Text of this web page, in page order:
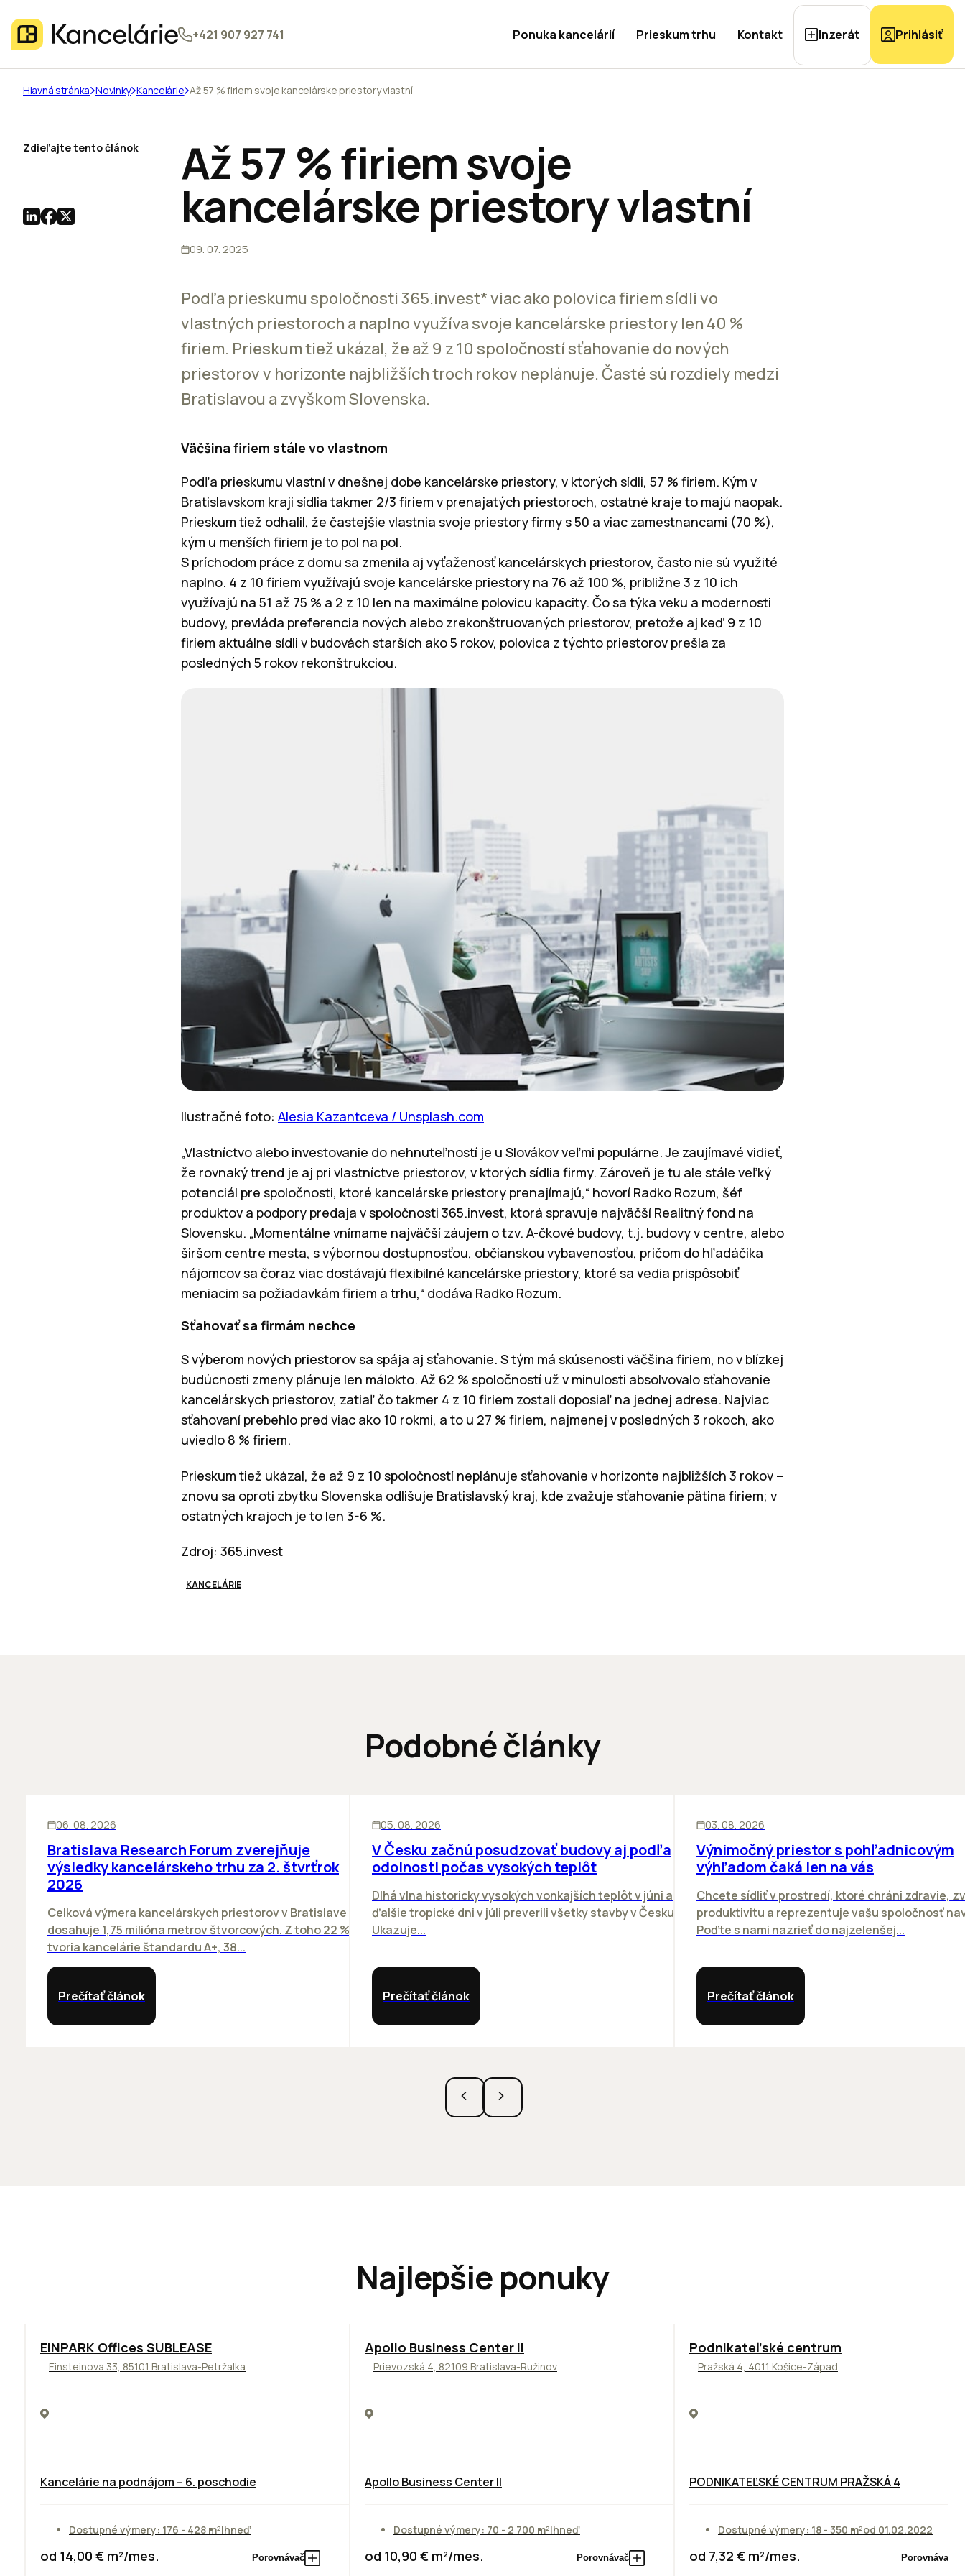
+421 907 927 741 Ponuka kancelárií Prieskum trhu Kontakt Inzerát Prihlásiť
Hlavná stránka Novinky Kancelárie Až 57 % firiem svoje kancelárske priestory vlastní
Až 57 % firiem svoje
kancelárske priestory vlastní
09. 07. 2025
Podľa prieskumu spoločnosti 365.invest* viac ako polovica firiem sídli vo
vlastných priestoroch a naplno využíva svoje kancelárske priestory len 40 %
firiem. Prieskum tiež ukázal, že až 9 z 10 spoločností sťahovanie do nových
priestorov v horizonte najbližších troch rokov neplánuje. Časté sú rozdiely medzi
Bratislavou a zvyškom Slovenska.
Väčšina firiem stále vo vlastnom
Podľa prieskumu vlastní v dnešnej dobe kancelárske priestory, v ktorých sídli, 57 % firiem. Kým v
Bratislavskom kraji sídlia takmer 2/3 firiem v prenajatých priestoroch, ostatné kraje to majú naopak.
Prieskum tiež odhalil, že častejšie vlastnia svoje priestory firmy s 50 a viac zamestnancami (70 %),
kým u menších firiem je to pol na pol.
S príchodom práce z domu sa zmenila aj vyťaženosť kancelárskych priestorov, často nie sú využité
naplno. 4 z 10 firiem využívajú svoje kancelárske priestory na 76 až 100 %, približne 3 z 10 ich
využívajú na 51 až 75 % a 2 z 10 len na maximálne polovicu kapacity. Čo sa týka veku a modernosti
budovy, prevláda preferencia nových alebo zrekonštruovaných priestorov, pretože aj keď 9 z 10
firiem aktuálne sídli v budovách starších ako 5 rokov, polovica z týchto priestorov prešla za
posledných 5 rokov rekonštrukciou.
Ilustračné foto: Alesia Kazantceva / Unsplash.com
„Vlastníctvo alebo investovanie do nehnuteľností je u Slovákov veľmi populárne. Je zaujímavé vidieť,
že rovnaký trend je aj pri vlastníctve priestorov, v ktorých sídlia firmy. Zároveň je tu ale stále veľký
potenciál pre spoločnosti, ktoré kancelárske priestory prenajímajú,“ hovorí Radko Rozum, šéf
produktov a podpory predaja v spoločnosti 365.invest, ktorá spravuje najväčší Realitný fond na
Slovensku. „Momentálne vnímame najväčší záujem o tzv. A-čkové budovy, t.j. budovy v centre, alebo
širšom centre mesta, s výbornou dostupnosťou, občianskou vybavenosťou, pričom do hľadáčika
nájomcov sa čoraz viac dostávajú flexibilné kancelárske priestory, ktoré sa vedia prispôsobiť
meniacim sa požiadavkám firiem a trhu,“ dodáva Radko Rozum.
Sťahovať sa firmám nechce
S výberom nových priestorov sa spája aj sťahovanie. S tým má skúsenosti väčšina firiem, no v blízkej
budúcnosti zmeny plánuje len málokto. Až 62 % spoločností už v minulosti absolvovalo sťahovanie
kancelárskych priestorov, zatiaľ čo takmer 4 z 10 firiem zostali doposiaľ na jednej adrese. Najviac
sťahovaní prebehlo pred viac ako 10 rokmi, a to u 27 % firiem, najmenej v posledných 3 rokoch, ako
uviedlo 8 % firiem.
Prieskum tiež ukázal, že až 9 z 10 spoločností neplánuje sťahovanie v horizonte najbližších 3 rokov –
znovu sa oproti zbytku Slovenska odlišuje Bratislavský kraj, kde zvažuje sťahovanie pätina firiem; v
ostatných krajoch je to len 3-6 %.
Zdroj: 365.invest
KANCELÁRIE
Zdieľajte tento článok
Podobné články
06. 08. 2026
Bratislava Research Forum zverejňuje
výsledky kancelárskeho trhu za 2. štvrťrok
2026
Celková výmera kancelárskych priestorov v Bratislave
dosahuje 1,75 milióna metrov štvorcových. Z toho 22 %
tvoria kancelárie štandardu A+, 38...
Prečítať článok
05. 08. 2026
V Česku začnú posudzovať budovy aj podľa
odolnosti počas vysokých teplôt
Dlhá vlna historicky vysokých vonkajších teplôt v júni a
ďalšie tropické dni v júli preverili všetky stavby v Česku.
Ukazuje...
Prečítať článok
03. 08. 2026
Výnimočný priestor s pohľadnicovým
výhľadom čaká len na vás
Chcete sídliť v prostredí, ktoré chráni zdravie,
produktivitu a reprezentuje vašu spoločnosť
Poďte s nami nazrieť do najzelenšej...
Prečítať článok
Najlepšie ponuky
TOP ODPORÚČAME
EINPARK Offices SUBLEASE
Einsteinova 33, 85101 Bratislava-Petržalka
Kancelárie na podnájom – 6. poschodie
Dostupné výmery: 176 - 428 m²Ihneď
od 14,00 € m²/mes. Porovnávač
TOP NOVINKA ODPORÚČAME
Apollo Business Center II
Prievozská 4, 82109 Bratislava-Ružinov
Apollo Business Center II
Dostupné výmery: 70 - 2 700 m²Ihneď
od 10,90 € m²/mes. Porovnávač
ODPORÚČAME
Podnikateľské centrum
Pražská 4, 4011 Košice-Západ
PODNIKATEĽSKÉ CENTRUM PRAŽSKÁ 4
Dostupné výmery: 18 - 350 m²od 01.02.2022
od 7,32 € m²/mes. Porovnávač